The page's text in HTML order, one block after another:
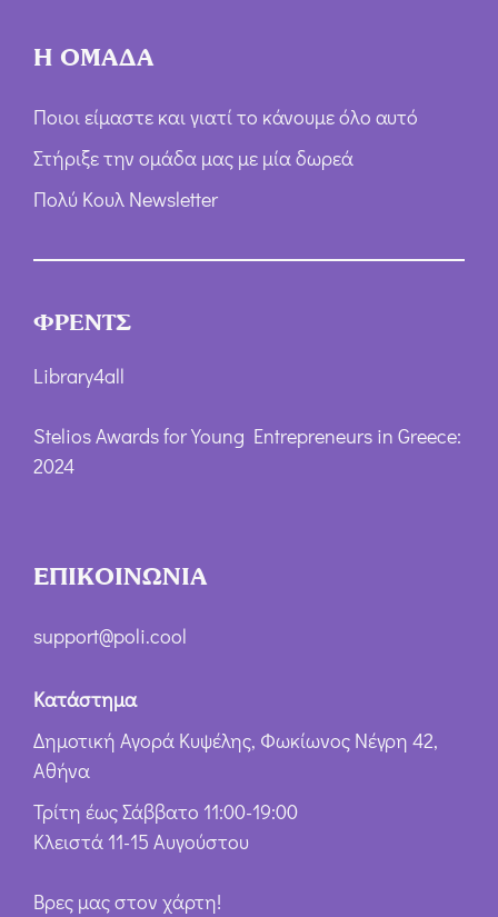
Η ΟΜΑΔΑ
Ποιοι είμαστε και γιατί το κάνουμε όλο αυτό
Στήριξε την ομάδα μας με μία δωρεά
Πολύ Κουλ Newsletter
ΦΡΕΝΤΣ
Library4all
Stelios Awards for Young Entrepreneurs in Greece:
2024
ΕΠΙΚΟΙΝΩΝΙΑ
support@poli.cool
Κατάστημα
Δημοτική Αγορά Κυψέλης, Φωκίωνος Νέγρη 42,
Αθήνα
Τρίτη έως Σάββατο 11:00-19:00
Κλειστά 11-15 Αυγούστου
Βρες μας στον χάρτη!